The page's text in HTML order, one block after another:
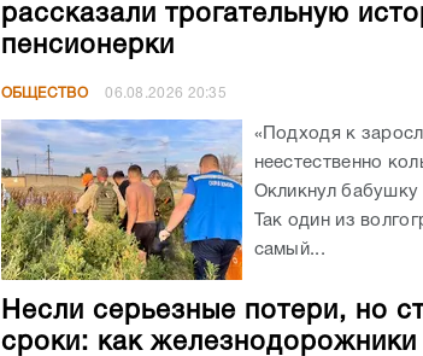
рассказали трогательную
пенсионерки
ОБЩЕСТВО 06.08.2026 20:35
«Подходя к
неестественно
Окликнул бабушку
Так один из
самый...
Несли серьезные потери, но
сроки: как